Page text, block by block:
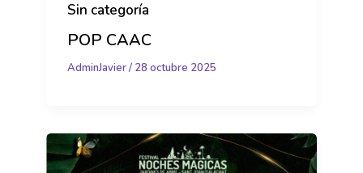
Sin categoría
POP CAAC
AdminJavier/ 28 octubre 2025